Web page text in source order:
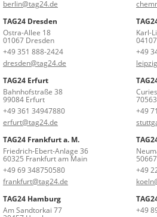
berlin@tag24.de
TAG24 Dresden
Ostra-Allee 18
01067 Dresden
+49 351 888-2424
dresden@tag24.de
Karl-
+49
TAG24 Erfurt
Bahnhofstraße 38
99084 Erfurt
+49 361 34947880
erfurt@tag24.de
+49
TAG24 Frankfurt a. M.
Friedrich-Ebert-Anlage 36
60325 Frankfurt am Main
+49 69 348750580
frankfurt@tag24.de
+49
TAG24 Hamburg
Am Sandtorkai 77
+49